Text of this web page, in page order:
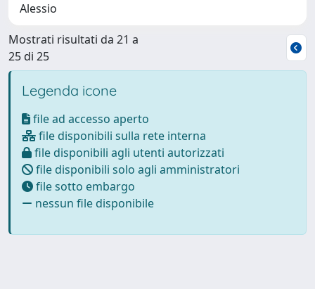
Alessio
Mostrati risultati da 21 a
25 di 25
Legenda icone
file ad accesso aperto
file disponibili sulla rete interna
file disponibili agli utenti autorizzati
file disponibili solo agli amministratori
file sotto embargo
nessun file disponibile